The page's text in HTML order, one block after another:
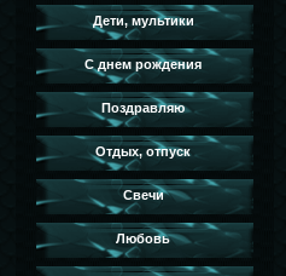
Дети, мультики
С днем рождения
Поздравляю
Отдых, отпуск
Свечи
Любовь